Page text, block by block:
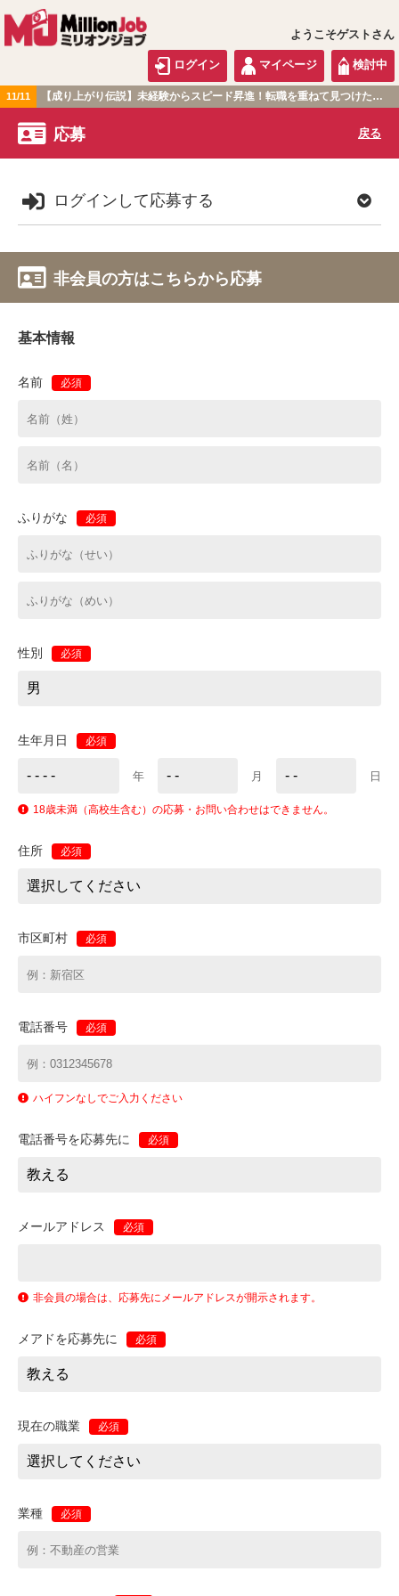
ようこそゲストさん
ログイン マイページ 検討中
11/11 【成り上がり伝説】未経験からスピード昇進！転職を重ねて見つけた『本当に働きやすい職場』とは？
関東版
応募 戻る
ログインして応募する
非会員の方はこちらから応募
基本情報
名前 必須
ふりがな 必須
性別 必須
生年月日 必須
年 月 日
18歳未満（高校生含む）の応募・お問い合わせはできません。
住所 必須
市区町村 必須
電話番号 必須
ハイフンなしでご入力ください
電話番号を応募先に 必須
メールアドレス 必須
非会員の場合は、応募先にメールアドレスが開示されます。
メアドを応募先に 必須
現在の職業 必須
業種 必須